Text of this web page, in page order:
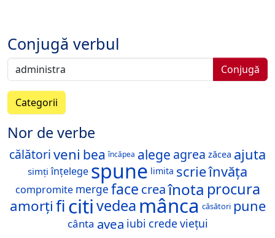
Conjugă verbul
Conjugă
Categorii
Nor de verbe
călătoriveni bea încăpea alege agrea zăcea ajuta
simți înțelege spune limita scrieînvăța
compromite merge face creaînota procura
amorțificitivedea mânca căsători pune
cânta avea iubi credeviețui